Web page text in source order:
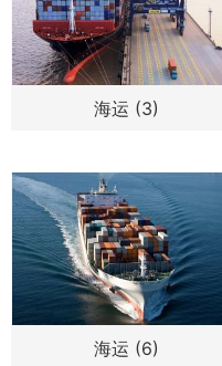
海运 (3)
海运 (6)